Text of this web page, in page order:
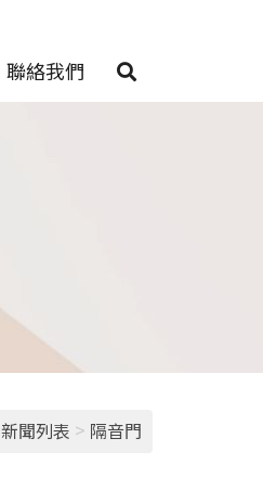
聯絡我們
新聞列表 > 隔音門